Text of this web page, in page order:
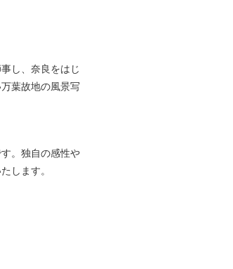
し、奈良をはじ
葉故地の風景写
。独自の感性や
します。